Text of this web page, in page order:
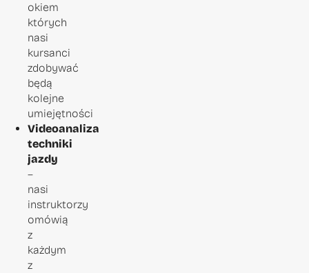
okiem
których
nasi
kursanci
zdobywać
będą
kolejne
umiejętności
Videoanaliza
techniki
jazdy
–
nasi
instruktorzy
omówią
z
każdym
z